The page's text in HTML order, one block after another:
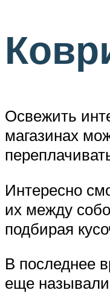
Освежить
магазинах
Интересно
их между
подбирая
В последнее
еще